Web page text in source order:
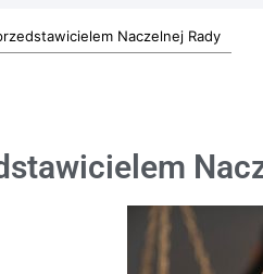
Naczelnej Rady